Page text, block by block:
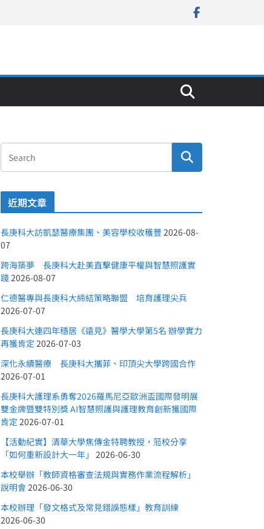
近期文章
長庚科大訪凱瑟醫療集團、美容學校收穫豐 2026-08-
07
跨海築夢 長庚科大赴美直擊健康平權與智慧照護實
踐2026-08-07
仁德醫專與長庚科大締結策略聯盟 培育護理尖兵
2026-07-07
長庚科大連四年穩居《遠見》醫學大學第5名 辦學實力
再獲肯定 2026-07-03
深化永續醫療 長庚科大攜菲、印頂尖大學跨國合作
2026-07-01
長庚科大護理系勇奪2026羅馬尼亞歐洲盃國際發明展
雙金牌暨雙特別獎 AI智慧照護與護理教育創新獲國際
肯定 2026-07-01
【活動紀實】清華大學焦傳金特聘教授，蒞校分享
「如何重新設計大一年」 2026-06-30
本校舉辦「教師資格審查法規與實務作業流程解析」
說明會2026-06-30
本校辦理「發文格式及常見錯誤態樣」教育訓練
2026-06-30